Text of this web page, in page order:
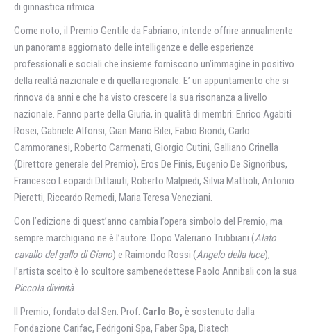
di ginnastica ritmica.
Come noto, il Premio Gentile da Fabriano, intende offrire annualmente
un panorama aggiornato delle intelligenze e delle esperienze
professionali e sociali che insieme forniscono un’immagine in positivo
della realtà nazionale e di quella regionale. E’ un appuntamento che si
rinnova da anni e che ha visto crescere la sua risonanza a livello
nazionale. Fanno parte della Giuria, in qualità di membri: Enrico Agabiti
Rosei, Gabriele Alfonsi, Gian Mario Bilei, Fabio Biondi, Carlo
Cammoranesi, Roberto Carmenati, Giorgio Cutini, Galliano Crinella
(Direttore generale del Premio), Eros De Finis, Eugenio De Signoribus,
Francesco Leopardi Dittaiuti, Roberto Malpiedi, Silvia Mattioli, Antonio
Pieretti, Riccardo Remedi, Maria Teresa Veneziani.
Con l’edizione di quest’anno cambia l’opera simbolo del Premio, ma
sempre marchigiano ne è l’autore. Dopo Valeriano Trubbiani (Alato
cavallo del gallo di Giano) e Raimondo Rossi (Angelo della luce),
l’artista scelto è lo scultore sambenedettese Paolo Annibali con la sua
Piccola divinità.
Il Premio, fondato dal Sen. Prof. Carlo Bo, è sostenuto dalla
Fondazione Carifac, Fedrigoni Spa, Faber Spa, Diatech